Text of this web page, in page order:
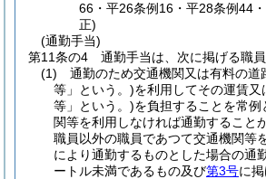
66・平26条例16・平28条例44
正)
(通勤手当)
第11条の4
通勤手当は、次に掲げる職員
(1)
通勤のため交通機関又は有料の道
等」という。)を利用してその運賃又
等」という。)を負担することを常例
関等を利用しなければ通勤すること
職員以外の職員であつて交通機関等
により通勤するものとした場合の通
ートル未満であるもの及び第3号に